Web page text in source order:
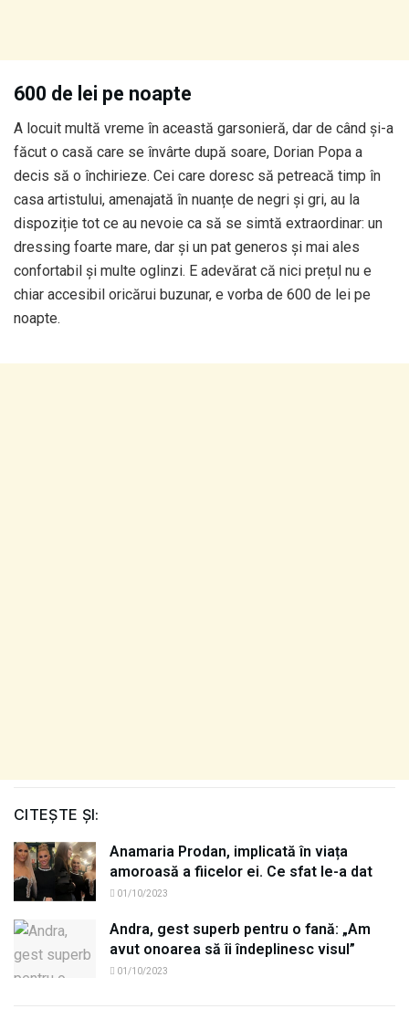
600 de lei pe noapte
A locuit multă vreme în această garsonieră, dar de când și-a
făcut o casă care se învârte după soare, Dorian Popa a
decis să o închirieze. Cei care doresc să petreacă timp în
casa artistului, amenajată în nuanțe de negri și gri, au la
dispoziție tot ce au nevoie ca să se simtă extraordinar: un
dressing foarte mare, dar și un pat generos și mai ales
confortabil și multe oglinzi. E adevărat că nici prețul nu e
chiar accesibil oricărui buzunar, e vorba de 600 de lei pe
noapte.
CITEȘTE ȘI:
Anamaria Prodan, implicată în viața
amoroasă a fiicelor ei. Ce sfat le-a dat
01/10/2023
Andra, gest superb pentru o fană: „Am
avut onoarea să îi îndeplinesc visul”
01/10/2023